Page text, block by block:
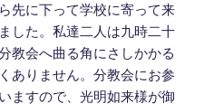
先に下って学校に寄って来
した。私達二人は九時二十
教会へ曲る角にさしかかる
ありません。分教会にお参
ますので、光明如来様が御